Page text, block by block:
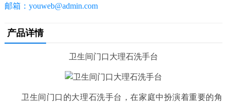
邮箱：youweb@admin.com
产品详情
卫生间门口大理石洗手台
卫生间门口的大理石洗手台，在家庭中扮演着重要的角